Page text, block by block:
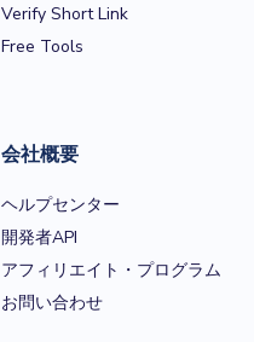
Verify Short Link
Free Tools
会社概要
ヘルプセンター
開発者API
アフィリエイト・プログラム
お問い合わせ